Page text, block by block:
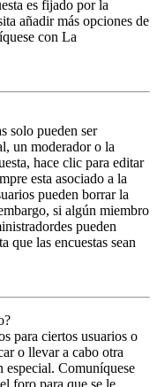
es fijado por la
añadir más opciones de
con La
solo pueden ser
un moderador o la
hace clic para editar
esta asociado a la
pueden borrar la
si algún miembro
pueden
que las encuestas sean
para ciertos usuarios o
o llevar a cabo otra
especial. Comuníquese